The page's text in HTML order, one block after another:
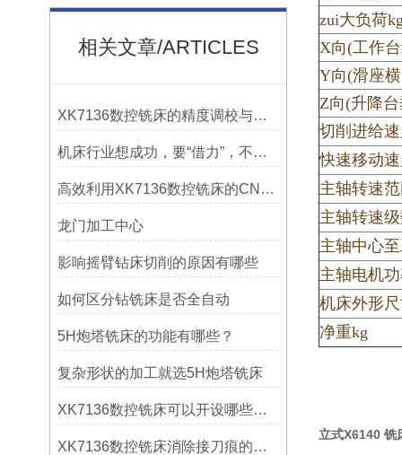
相关文章/ARTICLES
XK7136数控铣床的精度调校与性能优化
机床行业想成功，要“借力”，不要“尽力”！
高效利用XK7136数控铣床的CNC系统？
龙门加工中心
影响摇臂钻床切削的原因有哪些
如何区分钻铣床是否全自动
5H炮塔铣床的功能有哪些？
复杂形状的加工就选5H炮塔铣床
XK7136数控铣床可以开设哪些考核项目？
XK7136数控铣床消除接刀痕的操作
zui大负荷
X向(工作
Y向(滑座
Z向(升降
切削进给
快速移动
主轴转速
主轴转速
主轴中心
主轴电机
机床外形
净重kg
立式X6140 铣